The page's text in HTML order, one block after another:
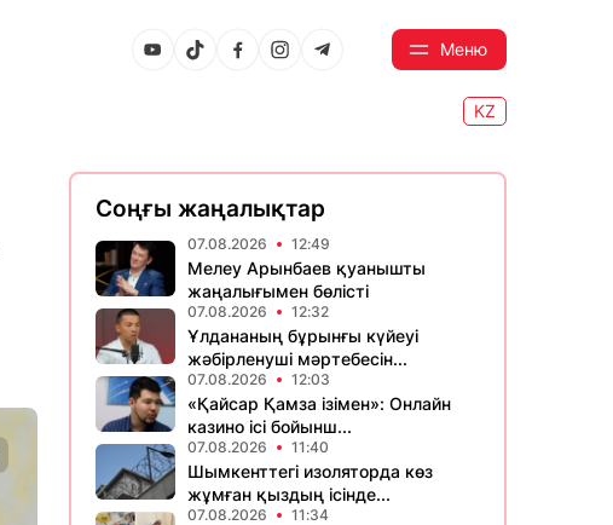
Меню
KZ
Соңғы жаңалықтар
07.08.2026 12:49
Мелеу Арынбаев қуанышты
жаңалығымен бөлісті
07.08.2026 12:32
Ұлдананың бұрынғы күйеуі
жәбірленуші мәртебесін...
07.08.2026 12:03
«Қайсар Қамза ізімен»: Онлайн
казино ісі бойынш...
07.08.2026 11:40
Шымкенттегі изоляторда көз
жұмған қыздың ісінде...
07.08.2026 11:34